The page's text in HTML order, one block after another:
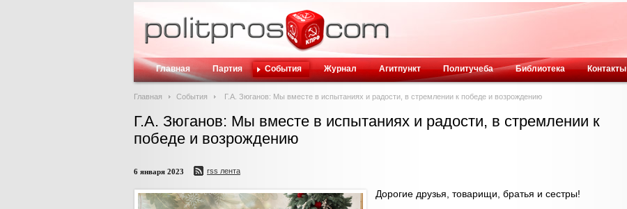
Главная Партия События Журнал Агитпункт Политучеба Библиотека Контакты
Главная События Г.А. Зюганов: Мы вместе в испытаниях и радости, в стремлении к победе и возрождению
Г.А. Зюганов: Мы вместе в испытаниях и радости, в стремлении к
победе и возрождению
6 января 2023 rss лента
Дорогие друзья, товарищи, братья и сестры!